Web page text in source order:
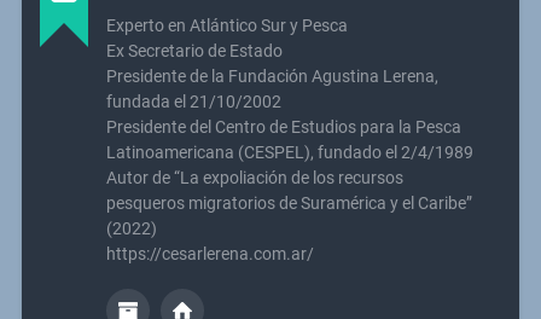
Experto en Atlántico Sur y Pesca
Ex Secretario de Estado
Presidente de la Fundación Agustina Lerena,
fundada el 21/10/2002
Presidente del Centro de Estudios para la Pesca
Latinoamericana (CESPEL), fundado el 2/4/1989
Autor de “La expoliación de los recursos
pesqueros migratorios de Suramérica y el Caribe”
(2022)
https://cesarlerena.com.ar/